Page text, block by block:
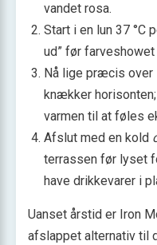
vandet rosa.
Start i en lun 37 °C
ud” før farveshowet
Nå lige præcis over
knækker
varmen til at føles
Afslut med en kold
terrassen før lyset
have drikkevarer i
Uanset årstid er Iron
afslappet alternativ til